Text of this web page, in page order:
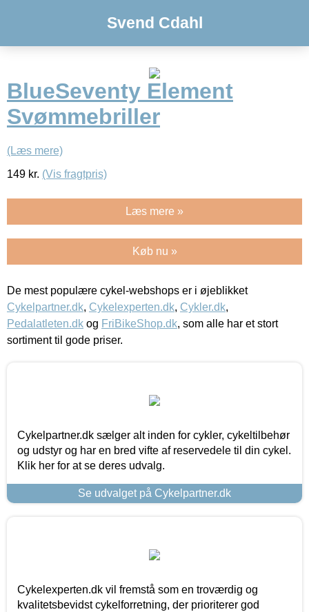
Svend Cdahl
BlueSeventy Element
Svømmebriller
(Læs mere)
149 kr. (Vis fragtpris)
Læs mere »
Køb nu »
De mest populære cykel-webshops er i øjeblikket
Cykelpartner.dk, Cykelexperten.dk, Cykler.dk,
Pedalatleten.dk og FriBikeShop.dk, som alle har et stort
sortiment til gode priser.
Cykelpartner.dk sælger alt inden for cykler, cykeltilbehør
og udstyr og har en bred vifte af reservedele til din cykel.
Klik her for at se deres udvalg.
Se udvalget på Cykelpartner.dk
Cykelexperten.dk vil fremstå som en troværdig og
kvalitetsbevidst cykelforretning, der prioriterer god